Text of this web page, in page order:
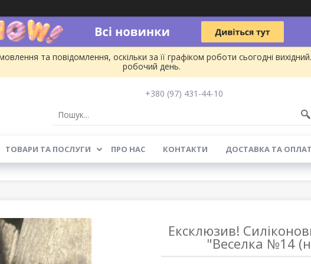
та повідомлення, оскільки за її графіком роботи сьогодні
робочий день.
+380 (97) 431-44-10
ТОВАРИ ТА ПОСЛУГИ ПРО НАС КОНТАКТИ ДОСТАВКА ТА
Ексклюзив!
"Веселка №14